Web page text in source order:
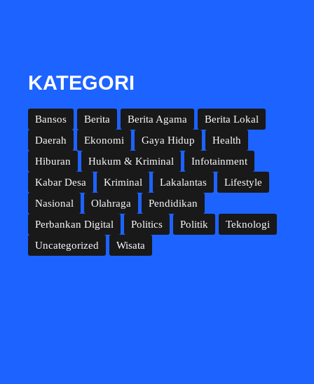
KATEGORI
Bansos Berita Berita Agama
Berita Lokal
Daerah
Ekonomi Gaya Hidup
Health
Hiburan
Hukum & Kriminal
Infotainment
Kabar Desa
Kriminal Lakalantas
Lifestyle
Nasional
Olahraga
Pendidikan
Perbankan Digital
Politics Politik
Teknologi
Uncategorized
Wisata